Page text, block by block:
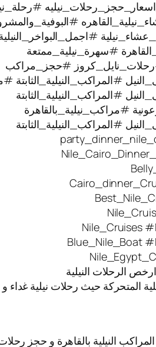
#حجز_مراكب
#المراكب_النيلية_الثابتة
#مراكب_نيلية_بالقاهرة
#المراكب_النيلية_الثابتة
المتحركة حيث رحلات نيلية
النيلية بالقاهرة و حجز